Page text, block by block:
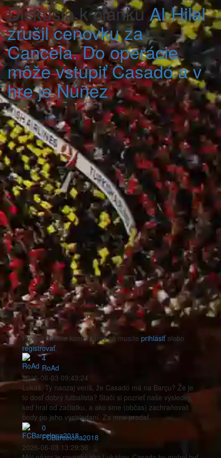
Diskusia k článku Al-Hilal
zrušil cenovku za
Cancela. Do operácie
môže vstúpiť Casadó a v
hre je Núñez
Pre pridávanie komentárov sa musíte prihlásiťalebo
registrovať.
4
RoAd
2026-06-03 09:43:24
Lukáš, Ty naozaj veríš, že Casadó má na Barçu? Že je
to dosť dobrý futbalista? Stačí si pozrieť naše výsledky,
keď hral od začiatku, a ako sme (občas) zachraňovali
body po jeho vystriedaní. Za mne predať.
0
FCBarcelona2018
2026-06-03 13:29:36